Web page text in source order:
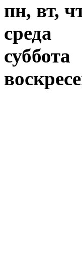
пн, вт,
среда с
суббота